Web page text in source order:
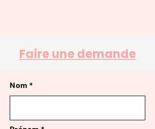
Faire une demande
Nom